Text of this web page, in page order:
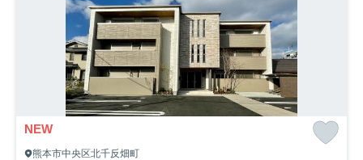
NEW
熊本市中央区北千反畑町